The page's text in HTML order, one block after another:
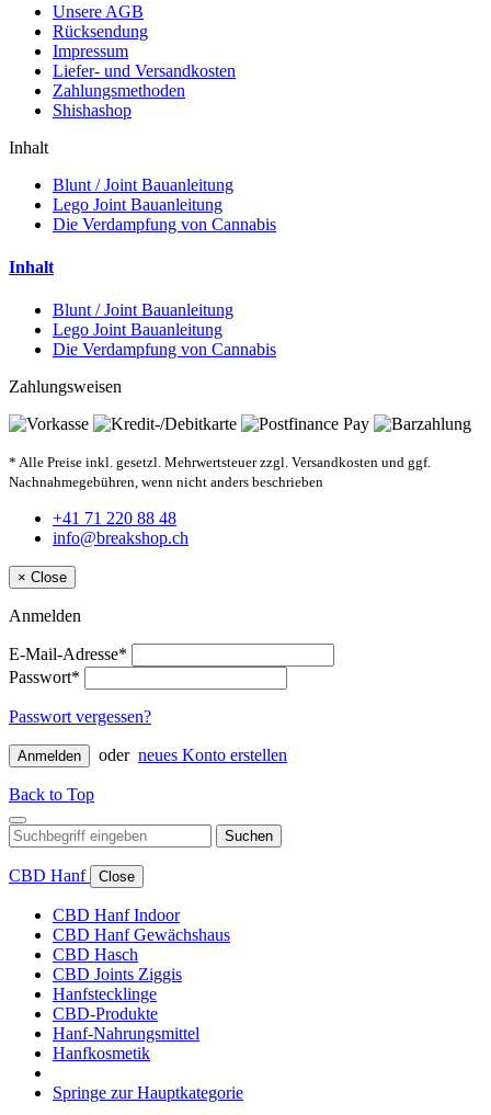
Unsere AGB
Rücksendung
Impressum
Liefer- und Versandkosten
Zahlungsmethoden
Shishashop
Inhalt
Blunt / Joint Bauanleitung
Lego Joint Bauanleitung
Die Verdampfung von Cannabis
Inhalt
Blunt / Joint Bauanleitung
Lego Joint Bauanleitung
Die Verdampfung von Cannabis
Zahlungsweisen
* Alle Preise inkl. gesetzl. Mehrwertsteuer zzgl. Versandkosten und ggf.
Nachnahmegebühren, wenn nicht anders beschrieben
+41 71 220 88 48
info@breakshop.ch
× Close
Anmelden
E-Mail-Adresse*
Passwort*
Passwort vergessen?
Anmelden oder neues Konto erstellen
Back to Top
Suchen
CBD Hanf Close
CBD Hanf Indoor
CBD Hanf Gewächshaus
CBD Hasch
CBD Joints Ziggis
Hanfstecklinge
CBD-Produkte
Hanf-Nahrungsmittel
Hanfkosmetik
Springe zur Hauptkategorie